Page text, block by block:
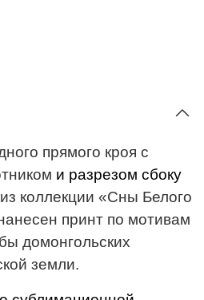
прямого кроя с
и разрезом сбоку
из коллекции «Сны Белого
принт по мотивам
домонгольских
земли.